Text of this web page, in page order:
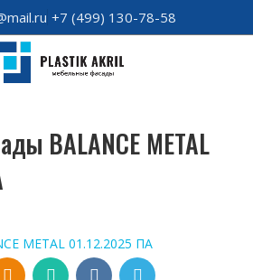
+7 (499) 130-78-58
BALANCE METAL
METAL 01.12.2025 ПА